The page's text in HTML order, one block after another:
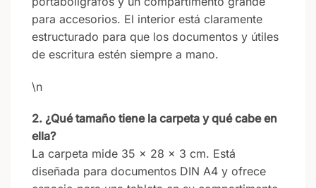
para accesorios. El interior está claramente
estructurado para que los documentos y útiles
de escritura estén siempre a mano.
\n
2. ¿Qué tamaño tiene la carpeta y qué cabe en
ella?
La carpeta mide 35 x 28 x 3 cm. Está
diseñada para documentos DIN A4 y ofrece